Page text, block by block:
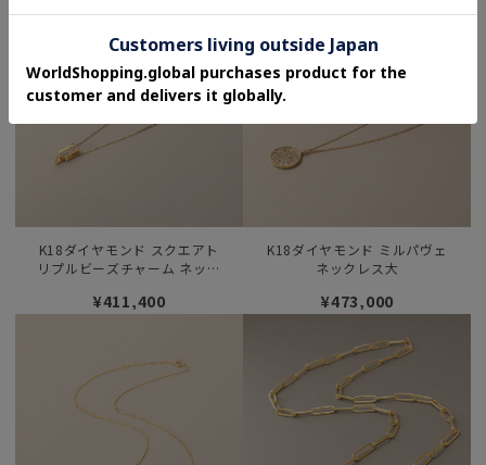
K18ダイヤモンド スクエアト
リプルビーズチャーム ネック
¥411,400
K18ダイヤモンド ミルパヴェ
ネックレス大
¥473,000